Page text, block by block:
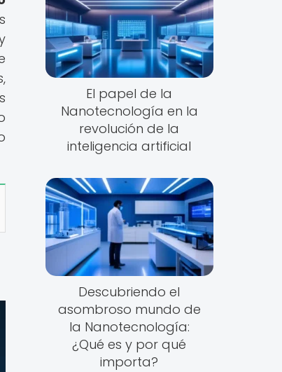
El papel de la
Nanotecnología en la
revolución de la
inteligencia artificial
Descubriendo el
asombroso mundo de
la Nanotecnología:
¿Qué es y por qué
importa?